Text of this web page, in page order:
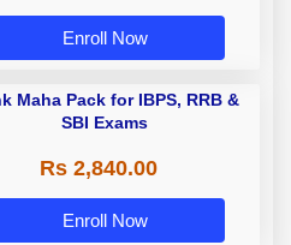
Enroll Now
Maha Pack for IBPS, RRB &
SBI Exams
Rs 2,840.00
Enroll Now